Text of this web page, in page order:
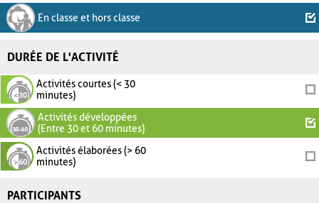
En classe et hors classe
DURÉE DE L'ACTIVITÉ
Activités courtes (< 30
minutes)
Activités développées
(Entre 30 et 60 minutes)
Activités élaborées (> 60
minutes)
PARTICIPANTS